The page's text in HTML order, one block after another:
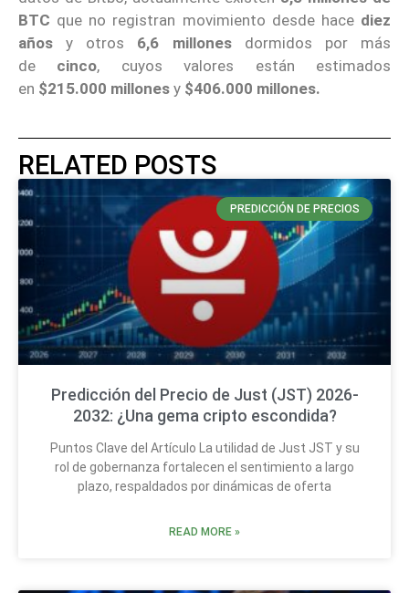
BTC que no registran movimiento desde hace diez
años y otros 6,6 millonesdormidos por más
de cinco, cuyos valores están estimados
en $215.000 millones y $406.000 millones.
RELATED POSTS
PREDICCIÓN DE PRECIOS
Predicción del Precio de Just (JST) 2026-
2032: ¿Una gema cripto escondida?
Puntos Clave del Artículo La utilidad de Just JST y su
rol de gobernanza fortalecen el sentimiento a largo
plazo, respaldados por dinámicas de oferta
READ MORE »